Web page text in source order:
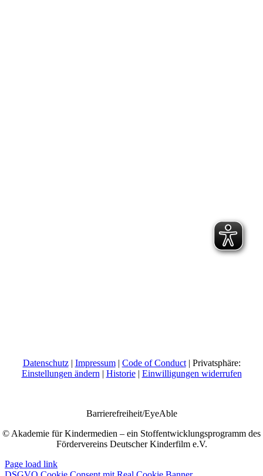
Datenschutz| Impressum| Code of Conduct| Privatsphäre:
Einstellungen ändern | Historie| Einwilligungen widerrufen
Barrierefreiheit/EyeAble
© Akademie für Kindermedien – ein Stoffentwicklungsprogramm des
Fördervereins Deutscher Kinderfilm e.V.
Page load link